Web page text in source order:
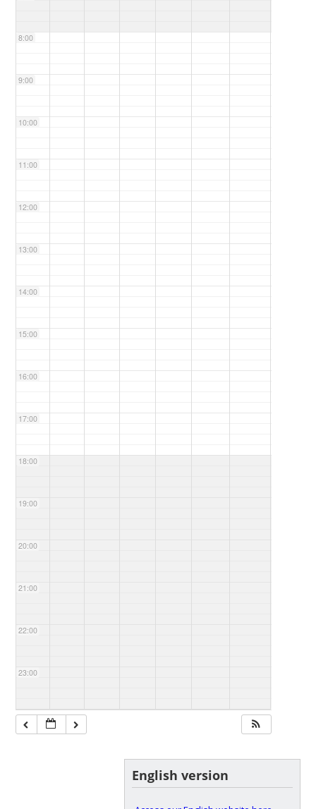
8:00
9:00
10:00
11:00
12:00
13:00
14:00
15:00
16:00
17:00
18:00
19:00
20:00
21:00
22:00
23:00
English version